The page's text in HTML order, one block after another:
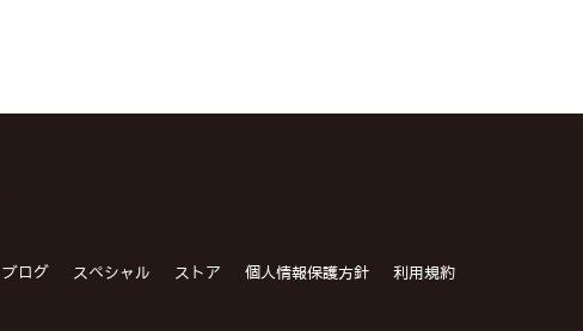
ログ スペシャル ストア 個人情報保護方針 利用規約